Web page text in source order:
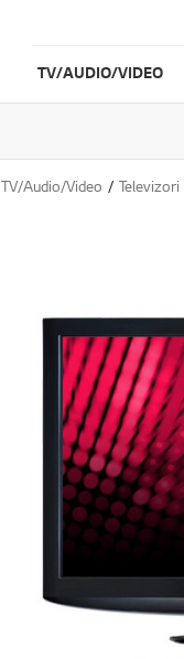
TV/AUDIO/VIDEO
TV/Audio/Video Televizori